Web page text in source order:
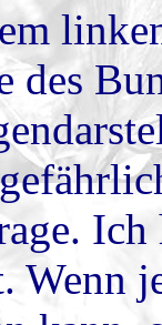
Ich
Wenn